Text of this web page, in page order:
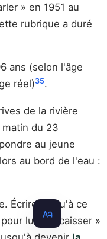
» en 1951 au
rubrique a duré
ans (selon l'âge
réel)35.
de la rivière
du 23
au jeune
au bord de l'eau :
Écrire jusqu'à ce
lui « encaisser »